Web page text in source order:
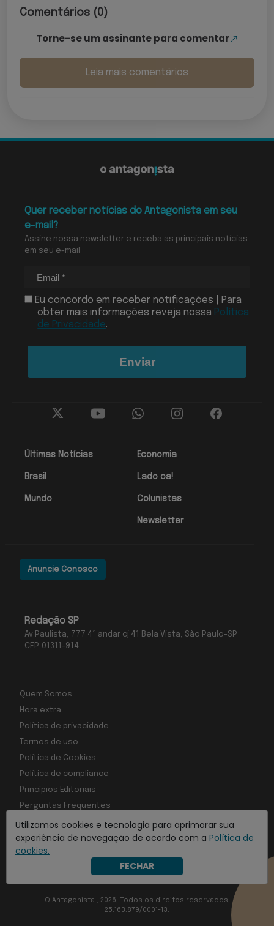
Comentários (0)
Torne-se um assinante para comentar
Leia mais comentários
Utilizamos cookies e tecnologia para aprimorar sua
experiência de navegação de acordo com a Política de
cookies.
FECHAR
Redação SP
Av Paulista, 777 4º andar cj 41 Bela Vista, São Paulo-SP
CEP: 01311-914
Anuncie Conosco
Últimas Notícias
Brasil
Mundo
Economia
Lado oa!
Colunistas
Newsletter
Quer receber notícias do Antagonista em seu
e-mail?
Assine nossa newsletter e receba as principais notícias
em seu e-mail
Eu concordo em receber notificações | Para
obter mais informações reveja nossa Política
de Privacidade.
Enviar
Com inteligência e tecnologia:
Object1ve - Marketing Solution
Quem Somos
Hora extra
Política de privacidade
Termos de uso
Política de Cookies
Política de compliance
Princípios Editoriais
Perguntas Frequentes
O Antagonista , 2026, Todos os direitos reservados,
25.163.879/0001-13.